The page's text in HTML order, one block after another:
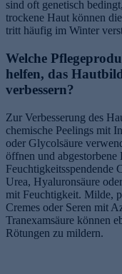
sind oft genetisch
trockene Haut können
tritt häufig im Winter
Welche
helfen, das
verbessern?
Zur Verbesserung des
chemische Peelings mit
oder Glycolsäure
öffnen und abgestorbene
Feuchtigkeitsspendende
Urea, Hyaluronsäure
mit Feuchtigkeit. Milde,
Cremes oder Seren mit
Tranexamsäure können
Rötungen zu mildern.